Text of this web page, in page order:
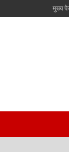
मुख्य